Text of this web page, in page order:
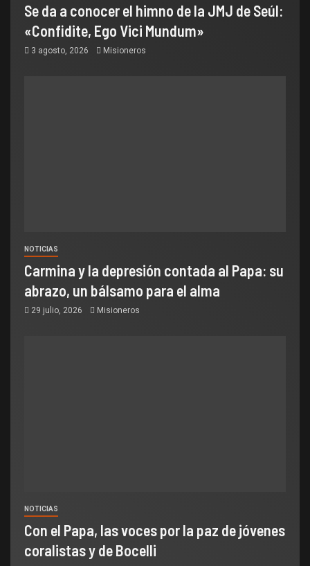
Se da a conocer el himno de la JMJ de Seúl:
«Confidite, Ego Vici Mundum»
3 agosto, 2026 Misioneros
NOTICIAS
Carmina y la depresión contada al Papa: su
abrazo, un bálsamo para el alma
29 julio, 2026 Misioneros
NOTICIAS
Con el Papa, las voces por la paz de jóvenes
coralistas y de Bocelli